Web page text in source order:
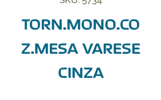
TORN.MONO.CO
Z.MESA VARESE
CINZA